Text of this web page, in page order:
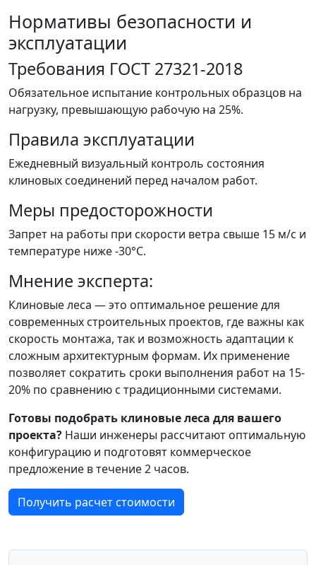
Нормативы безопасности и
эксплуатации
Требования ГОСТ 27321-2018
Обязательное испытание контрольных образцов на
нагрузку, превышающую рабочую на 25%.
Правила эксплуатации
Ежедневный визуальный контроль состояния
клиновых соединений перед началом работ.
Меры предосторожности
Запрет на работы при скорости ветра свыше 15 м/с и
температуре ниже -30°C.
Мнение эксперта:
Клиновые леса — это оптимальное решение для
современных строительных проектов, где важны как
скорость монтажа, так и возможность адаптации к
сложным архитектурным формам. Их применение
позволяет сократить сроки выполнения работ на 15-
20% по сравнению с традиционными системами.
Готовы подобрать клиновые леса для вашего
проекта? Наши инженеры рассчитают оптимальную
конфигурацию и подготовят коммерческое
предложение в течение 2 часов.
Получить расчет стоимости